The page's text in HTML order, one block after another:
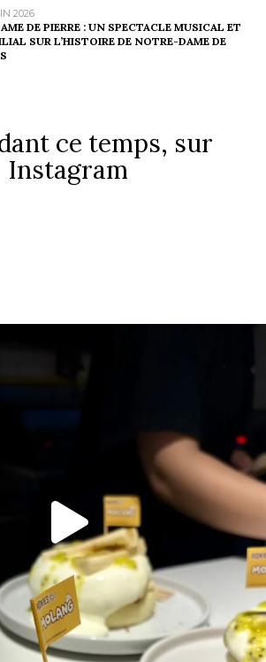
2026
DE PIERRE : UN SPECTACLE MUSICAL ET
SUR L’HISTOIRE DE NOTRE-DAME DE
ce temps, sur
Instagram